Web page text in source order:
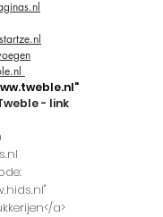
- link
a>